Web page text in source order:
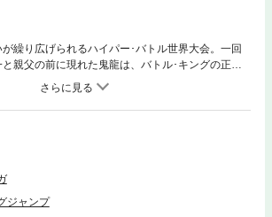
繰り広げられるハイパー･バトル世界大会。一回
親父の前に現れた鬼龍は、バトル･キングの正体
え室を襲撃する!! 妖気すら漂う控え室から姿を見せ
いかかる鬼龍の攻撃を全て見切り、恐るべき強さ
遂に明かされたその素顔は…!?
ジャンプ